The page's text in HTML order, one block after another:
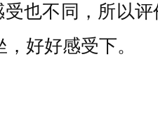
也不同，所以评
好好感受下。